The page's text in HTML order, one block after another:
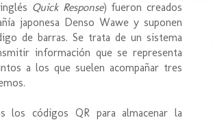
Quick Response) fueron creados
japonesa Denso Wawe y suponen
de barras. Se trata de un sistema
información que se representa
a los que suelen acompañar tres
los códigos QR para almacenar la